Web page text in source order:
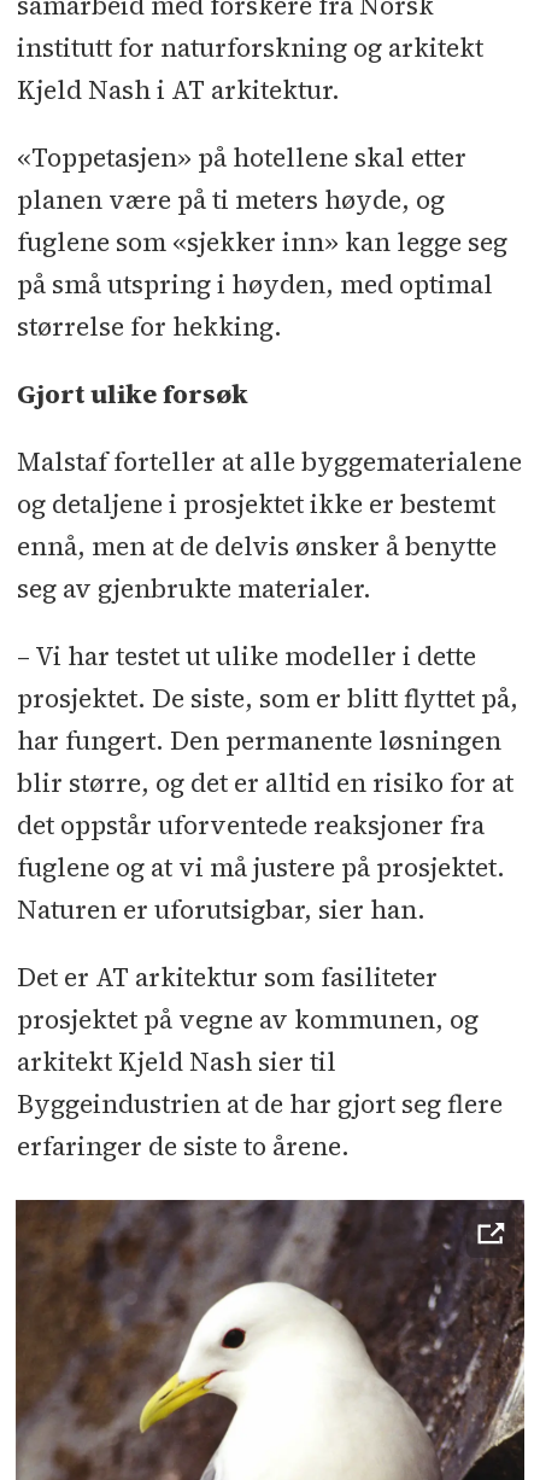
institutt for naturforskning og arkitekt
Kjeld Nash i AT arkitektur.
«Toppetasjen» på hotellene skal etter
planen være på ti meters høyde, og
fuglene som «sjekker inn» kan legge seg
på små utspring i høyden, med optimal
størrelse for hekking.
Gjort ulike forsøk
Malstaf forteller at alle byggematerialene
og detaljene i prosjektet ikke er bestemt
ennå, men at de delvis ønsker å benytte
seg av gjenbrukte materialer.
– Vi har testet ut ulike modeller i dette
prosjektet. De siste, som er blitt flyttet på,
har fungert. Den permanente løsningen
blir større, og det er alltid en risiko for at
det oppstår uforventede reaksjoner fra
fuglene og at vi må justere på prosjektet.
Naturen er uforutsigbar, sier han.
Det er AT arkitektur som fasiliteter
prosjektet på vegne av kommunen, og
arkitekt Kjeld Nash sier til
Byggeindustrien at de har gjort seg flere
erfaringer de siste to årene.